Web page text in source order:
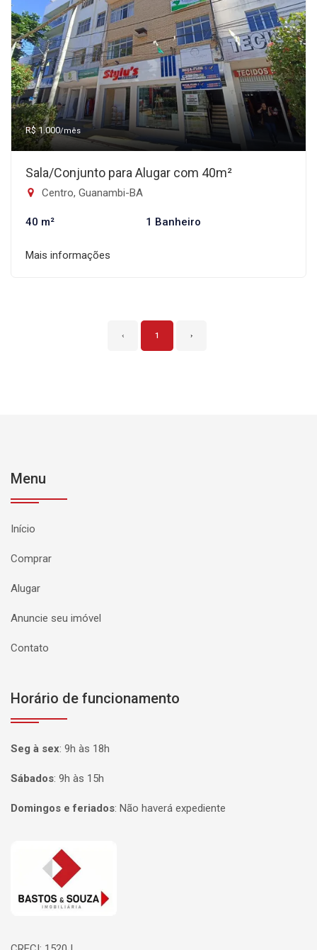
R$ 1.000/mês
Sala/Conjunto para Alugar com 40m²
Centro, Guanambi-BA
40 m² 1 Banheiro
Mais informações
‹ 1 ›
Menu
Início
Comprar
Alugar
Anuncie seu imóvel
Contato
Horário de funcionamento
Seg à sex: 9h às 18h
Sábados: 9h às 15h
Domingos e feriados: Não haverá expediente
Página inicial